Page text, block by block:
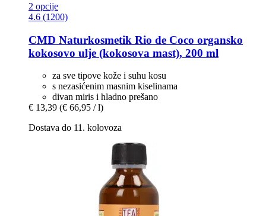
2 opcije
4.6 (1200)
CMD Naturkosmetik Rio de Coco organsko
kokosovo ulje (kokosova mast), 200 ml
za sve tipove kože i suhu kosu
s nezasićenim masnim kiselinama
divan miris i hladno prešano
€ 13,39 (€ 66,95 / l)
Dostava do 11. kolovoza